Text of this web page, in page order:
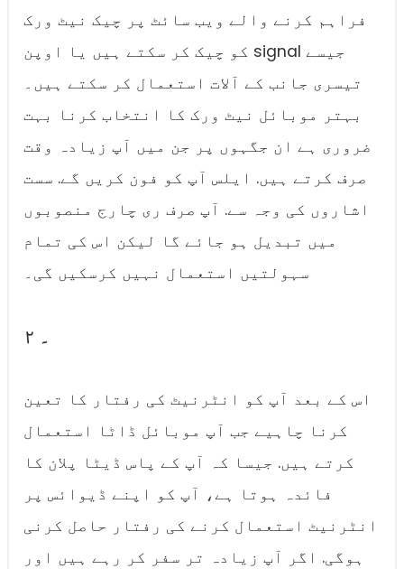
فراہم کرنے والے ویب سائٹ پر چیک نیٹ ورک
کو چیک کر سکتے ہیں یا اوپن signal جیسے
تیسری جانب کے آلات استعمال کر سکتے ہیں۔
بہتر موبائل نیٹ ورک کا انتخاب کرنا بہت
ضروری ہے ان جگہوں پر جن میں آپ زیادہ وقت
صرف کرتے ہیں. ایلس آپ کو فون کریں گے. سست
اشاروں کی وجہ سے. آپ صرف ری چارج منصوبوں
میں تبدیل ہو جائے گا لیکن اس کی تمام
سہولتیں استعمال نہیں کرسکیں گی۔
۲ ۔
اس کے بعد آپ کو انٹرنیٹ کی رفتار کا تعین
کرنا چاہیے جب آپ موبائل ڈاٹا استعمال
کرتے ہیں. جیسا کہ آپ کے پاس ڈیٹا پلان کا
فائدہ ہوتا ہے، آپ کو اپنے ڈیوائس پر
انٹرنیٹ استعمال کرنے کی رفتار حاصل کرنی
ہوگی. اگر آپ زیادہ تر سفر کر رہے ہیں اور